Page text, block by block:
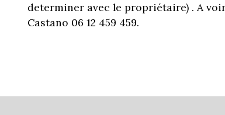
determiner avec le propriétaire) . A
Castano 06 12 459 459.